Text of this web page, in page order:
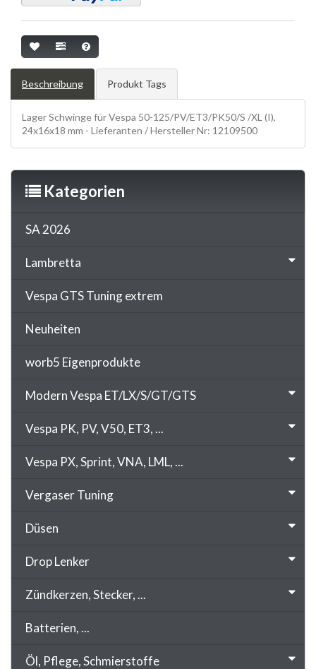
Beschreibung Produkt Tags
Lager Schwinge für Vespa 50-125/PV/ET3/PK50/S /XL (I),
24x16x18 mm - Lieferanten / Hersteller Nr: 12109500
Kategorien
SA 2026
Lambretta
Vespa GTS Tuning extrem
Neuheiten
worb5 Eigenprodukte
Modern Vespa ET/LX/S/GT/GTS
Vespa PK, PV, V50, ET3, ...
Vespa PX, Sprint, VNA, LML, ...
Vergaser Tuning
Düsen
Drop Lenker
Zündkerzen, Stecker, ...
Batterien, ...
Öl, Pflege, Schmierstoffe